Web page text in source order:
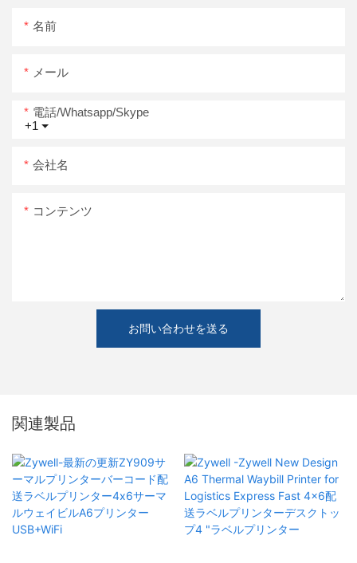
名前
メール
+1
電話/whatsapp/skype
会社名
コンテンツ
お問い合わせを送る
関連製品